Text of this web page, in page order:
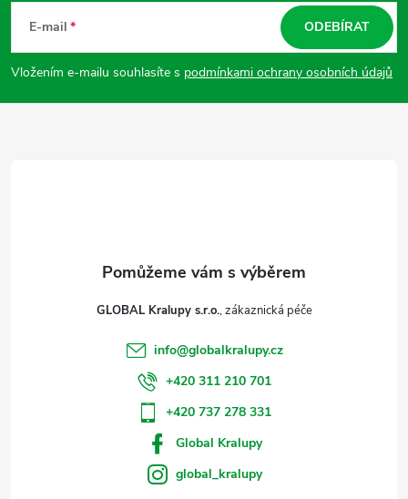
p
a
E-mail
Vložením e-mailu souhlasíte s podmínkami ochrany osobních údajů
ODEBÍRAT
GLOBAL Kralupy s.r.o.
info@globalkralupy.cz
+420 311 210 701
+420 737 278 331
Global Kralupy
global_kralupy